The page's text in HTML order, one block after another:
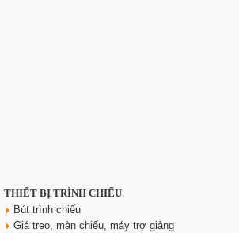
THIẾT BỊ TRÌNH CHIẾU
Bút trình chiếu
Giá treo, màn chiếu, máy trợ giảng